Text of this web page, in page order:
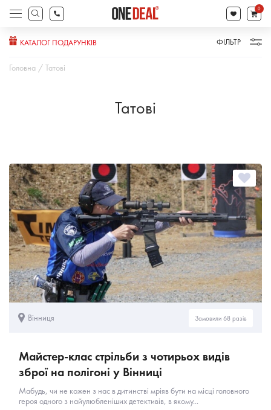
search
Products
search
0
Головна Татові
Татові
КАТАЛОГ ПОДАРУНКІВ ФІЛЬТР
Вінниця Замовили 68 разів
Майстер-клас стрільби з чотирьох видів
зброї на полігоні у Вінниці
Мабудь, чи не кожен з нас в дитинстві мріяв бути на місці головного
героя одного з найулюбленіших детективів, в якому...